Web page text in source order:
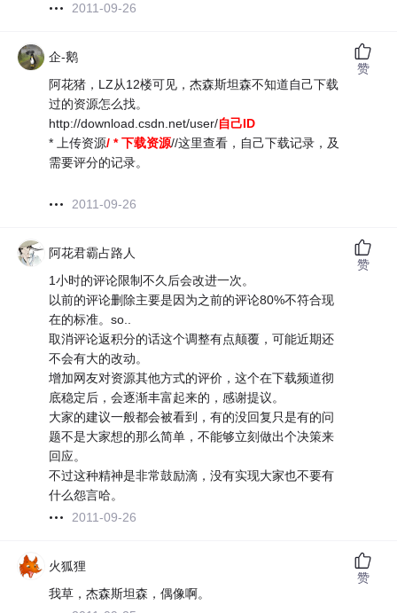
2011-09-26
企-鹅
阿花猪，LZ从12楼可见，杰森斯坦森不知道自己下载
过的资源怎么找。
http://download.csdn.net/user/自己ID
* 上传资源/ * 下载资源//这里查看，自己下载记录，及
需要评分的记录。
2011-09-26
赞
阿花君霸占路人
1小时的评论限制不久后会改进一次。
以前的评论删除主要是因为之前的评论80%不符合现
在的标准。so..
取消评论返积分的话这个调整有点颠覆，可能近期还
不会有大的改动。
增加网友对资源其他方式的评价，这个在下载频道彻
底稳定后，会逐渐丰富起来的，感谢提议。
大家的建议一般都会被看到，有的没回复只是有的问
题不是大家想的那么简单，不能够立刻做出个决策来
回应。
不过这种精神是非常鼓励滴，没有实现大家也不要有
什么怨言哈。
2011-09-26
赞
火狐狸
我草，杰森斯坦森，偶像啊。
赞